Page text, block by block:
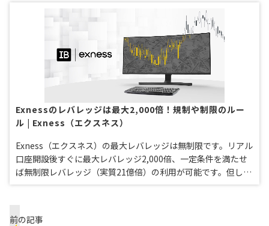
Exnessのレバレッジは最大2,000倍！規制や制限のルー
ル | Exness（エクスネス）
Exness（エクスネス）の最大レバレッジは無制限です。リアル
口座開設後すぐに最大レバレッジ2,000倍、一定条件を満たせ
ば無制限レバレッジ（実質21億倍）の利用が可能です。但し、
有効証拠金残高や取引商品によるレバレッジ制限がございます
前の記事